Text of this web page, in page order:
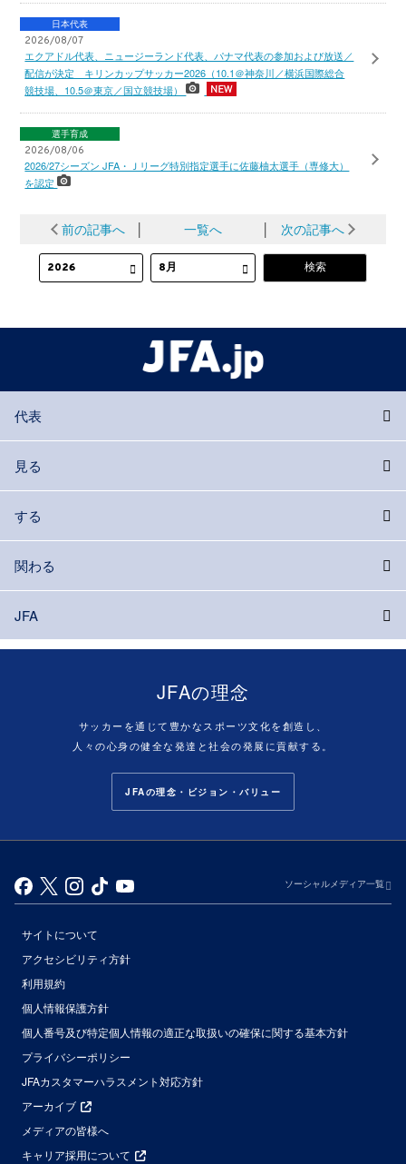
日本代表
2026/08/07
エクアドル代表、ニュージーランド代表、パナマ代表の参加および放送／
配信が決定 キリンカップサッカー2026（10.1＠神奈川／横浜国際総合
競技場、10.5＠東京／国立競技場）
選手育成
2026/08/06
2026/27シーズン JFA・Ｊリーグ特別指定選手に佐藤柚太選手（専修大）
を認定
前の記事へ │ 一覧へ │ 次の記事へ
代表
見る
する
関わる
JFA
JFAの理念
サッカーを通じて豊かなスポーツ文化を創造し、
人々の心身の健全な発達と社会の発展に貢献する。
JFAの理念・ビジョン・バリュー
ソーシャルメディア一覧
サイトについて
アクセシビリティ方針
利用規約
個人情報保護方針
個人番号及び特定個人情報の適正な取扱いの確保に関する基本方針
プライバシーポリシー
JFAカスタマーハラスメント対応方針
アーカイブ
メディアの皆様へ
キャリア採用について